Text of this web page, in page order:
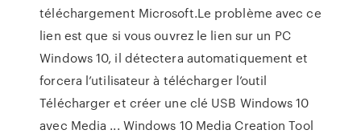
téléchargement Microsoft.Le problème avec ce
lien est que si vous ouvrez le lien sur un PC
Windows 10, il détectera automatiquement et
forcera l’utilisateur à télécharger l’outil
Télécharger et créer une clé USB Windows 10
avec Media ... Windows 10 Media Creation Tool